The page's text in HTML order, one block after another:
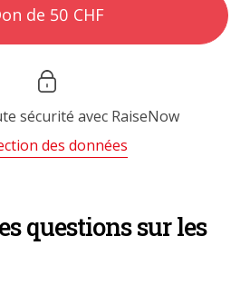
de 50 CHF
sécurité avec RaiseNow
des données
questions sur les